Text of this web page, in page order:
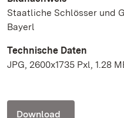
Staatliche Schlösser und
Bayerl
Technische Daten
JPG, 2600x1735 Pxl, 1.28
Download